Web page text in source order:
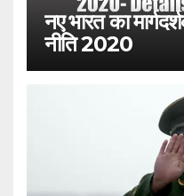
नए भारत का
नीति 2020